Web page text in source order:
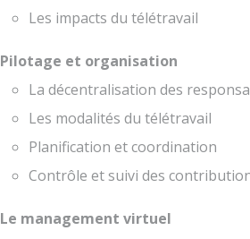
Les impacts du télétravail
Pilotage et organisation
La décentralisation des
Les modalités du télétravail
Planification et coordination
Contrôle et suivi des
Le management virtuel